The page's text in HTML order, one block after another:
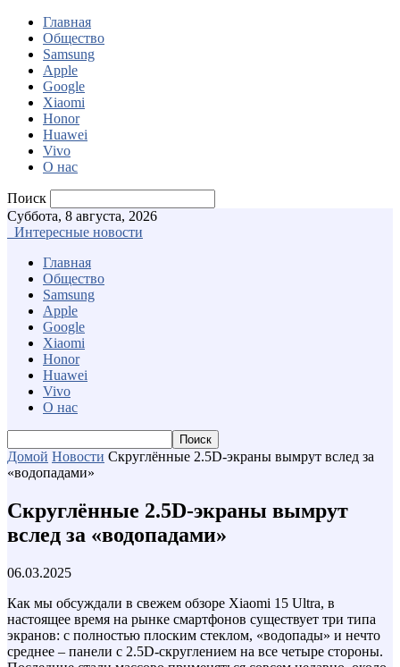
Главная
Общество
Samsung
Apple
Google
Xiaomi
Honor
Huawei
Vivo
О нас
Поиск
Суббота, 8 августа, 2026
Интересные новости
Главная
Общество
Samsung
Apple
Google
Xiaomi
Honor
Huawei
Vivo
О нас
Домой Новости Скруглённые 2.5D-экраны вымрут вслед за
«водопадами»
Скруглённые 2.5D-экраны вымрут
вслед за «водопадами»
06.03.2025
Как мы обсуждали в свежем обзоре Xiaomi 15 Ultra, в
настоящее время на рынке смартфонов существует три типа
экранов: с полностью плоским стеклом, «водопады» и нечто
среднее – панели с 2.5D-скруглением на все четыре стороны.